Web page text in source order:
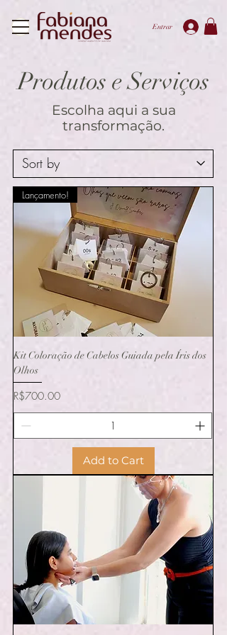
Entrar
Produtos e Serviços
Escolha aqui a sua
transformação.
Lançamento!
Kit Coloração de Cabelos Guiada pela Íris dos
Olhos
Price
R$700.00
Add to Cart